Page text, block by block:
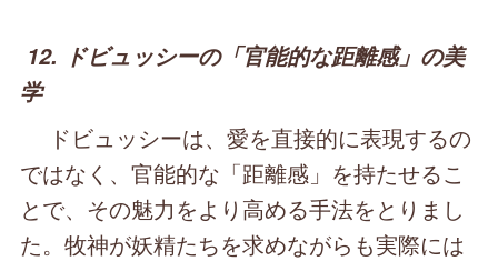
12. ドビュッシーの「官能的な距離感」の美
学
ドビュッシーは、愛を直接的に表現するの
ではなく、官能的な「距離感」を持たせるこ
とで、その魅力をより高める手法をとりまし
た。牧神が妖精たちを求めながらも実際には